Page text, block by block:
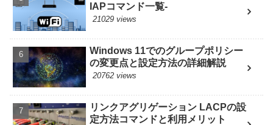
IAPコマンド一覧-
21029 views
Windows 11でのグループポリシー
の変更点と設定方法の詳細解説
20762 views
リンクアグリゲーション LACPの設
定方法コマンドと利用メリット